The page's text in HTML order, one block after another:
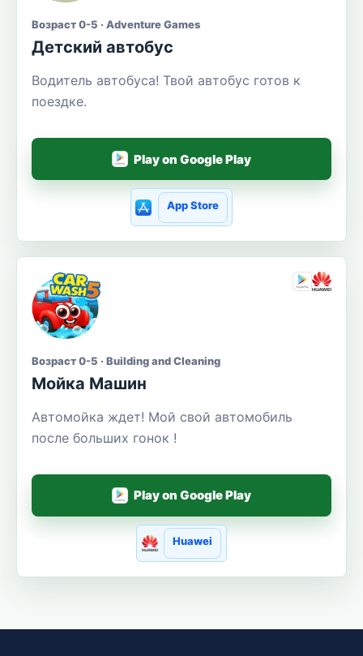
Возраст 0-5 · Adventure Games
Детский автобус
Водитель автобуса! Твой автобус готов к
поездке.
Play on Google Play
App Store
Возраст 0-5 · Building and Cleaning
Мойка Машин
Автомойка ждет! Мой свой автомобиль
после больших гонок !
Play on Google Play
Huawei